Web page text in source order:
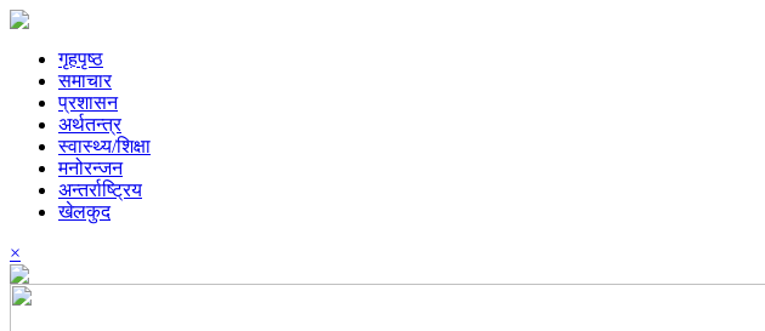
गृहपृष्ठ
समाचार
प्रशासन
अर्थतन्त्र
स्वास्थ्य/शिक्षा
मनोरन्जन
अन्तर्राष्ट्रिय
खेलकुद
×